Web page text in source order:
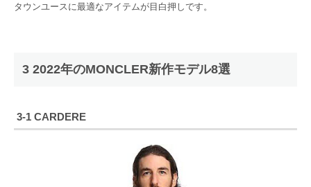
タウンユースに最適なアイテムが目白押しです。
3 2022年のMONCLER新作モデル8選
3-1 CARDERE